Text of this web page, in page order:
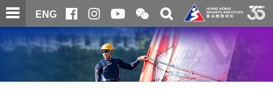
跳
至
內
ENG
開
合
微
信
二
維
碼
關
搜
尋
内